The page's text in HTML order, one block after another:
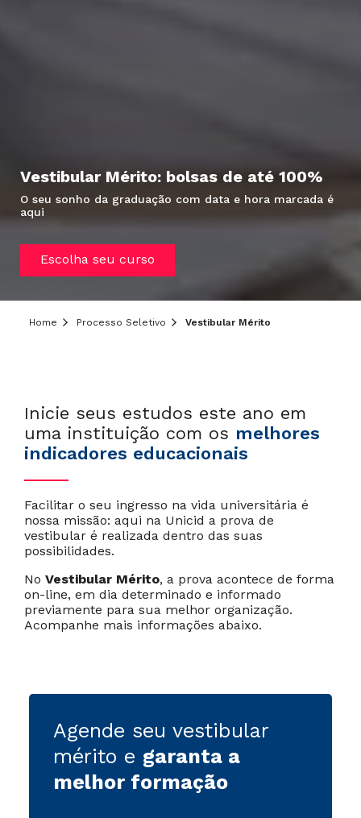
Vestibular Mérito: bolsas de até 100%
O seu sonho da graduação com data e hora marcada é
aqui
Escolha seu curso
Home Processo Seletivo Vestibular Mérito
Inicie seus estudos este ano em
uma instituição com os melhores
indicadores educacionais
Facilitar o seu ingresso na vida universitária é
nossa missão: aqui na Unicid a prova de
vestibular é realizada dentro das suas
possibilidades.
No Vestibular Mérito, a prova acontece de forma
on-line, em dia determinado e informado
previamente para sua melhor organização.
Acompanhe mais informações abaixo.
Agende seu vestibular
mérito e garanta a
melhor formação
Precisa de mais informações sobre o curso,
processo seletivo ou formas de pagamento?
Deixe aqui o seu contato que um de nossos
consultores irá te ajudar!
Cancelar Próximo